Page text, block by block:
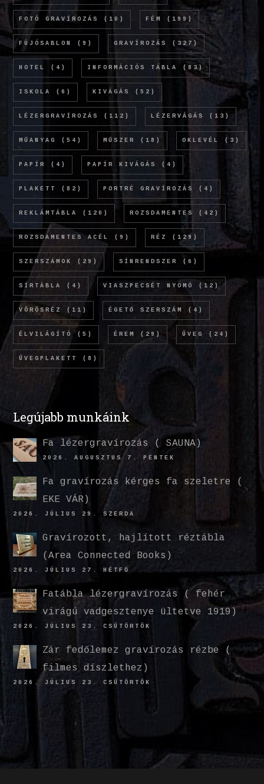
FOTÓ GRAVÍROZÁS (10) FÉM (199)
FÚJÓSABLON (9) GRAVÍROZÁS (327)
HOTEL (4) INFORMÁCIÓS TÁBLA (83)
ISKOLA (6) KIVÁGÁS (52)
LÉZERGRAVÍROZÁS (112) LÉZERVÁGÁS (13)
MŰANYAG (54) MŰSZER (18) OKLEVÉL (3)
PAPÍR (4) PAPÍR KIVÁGÁS (4)
PLAKETT (82) PORTRÉ GRAVÍROZÁS (4)
REKLÁMTÁBLA (120) ROZSDAMENTES (42)
ROZSDAMENTES ACÉL (9) RÉZ (129)
SZERSZÁMOK (29) SÍNRENDSZER (6)
SÍRTÁBLA (4) VIASZPECSÉT NYOMÓ (12)
VÖRÖSRÉZ (11) ÉGETŐ SZERSZÁM (4)
ÉLVILÁGÍTÓ (5) ÉREM (29) ÜVEG (24)
ÜVEGPLAKETT (8)
Legújabb munkáink
Fa lézergravírozás ( SAUNA)
2026. AUGUSZTUS 7. PÉNTEK
Fa gravírozás kérges fa szeletre (
EKE VÁR)
2026. JÚLIUS 29. SZERDA
Gravírozott, hajlított réztábla
(Area Connected Books)
2026. JÚLIUS 27. HÉTFŐ
Fatábla lézergravírozás ( fehér
virágú vadgesztenye ültetve 1919)
2026. JÚLIUS 23. CSÜTÖRTÖK
Zár fedőlemez gravírozás rézbe (
filmes díszlethez)
2026. JÚLIUS 23. CSÜTÖRTÖK